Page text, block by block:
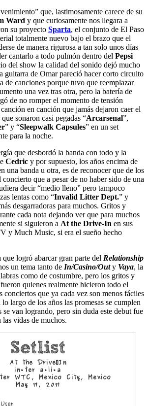
que, lastimosamente carece de su
Ward y que curiosamente nos llegara a
su proyecto Sparta, el conjunto de El Paso
totalmente nuevo bajo el brazo que el
de manera rigurosa a tan solo unos días
cantarlo a todo pulmón dentro del Pepsi
del show la calidad del sonido dejó mucho
guitarra de Omar pareció hacer corto circuito
de canciones porque tuvo que reemplazar
una vez tras otra, pero la batería de
de no romper el momento de tensión
en canción que jamás dejaron caer el
sonaron casi pegadas “Arcarsenal”,
” y “Sleepwalk Capsules” en un set
para la noche.
que desbordó la banda con todo y la
Cedric y por supuesto, los años encima de
una banda u otra, es de reconocer que de los
concierto que a pesar de no haber sido de una
decir “medio lleno” pero tampoco
lentas como “Invalid Litter Dept.” y
desgarradoras para muchos. Gritos y
cada nota dejando ver que para muchos
si siguieron a At the Drive-In en sus
y Much Music, si era el sueño hecho
logró abarcar gran parte del Relationship
un tema tanto de In/Casino/Outy Vaya, la
como de costumbre, pero los gritos y
quienes realmente hicieron todo el
conciertos que ya cada vez son menos fáciles
largo de los años las promesas se cumplen
se van logrando, pero sin duda este debut fue
las vidas de muchos.